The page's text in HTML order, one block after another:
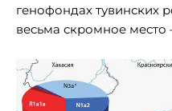
генофондах тувинских
весьма скромное место